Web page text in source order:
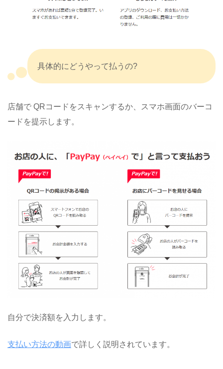
具体的にどうやって払うの?
店舗で QRコードをスキャンするか、スマホ画面のバーコ
ードを提示します。
自分で決済額を入力します。
支払い方法の動画で詳しく説明されています。